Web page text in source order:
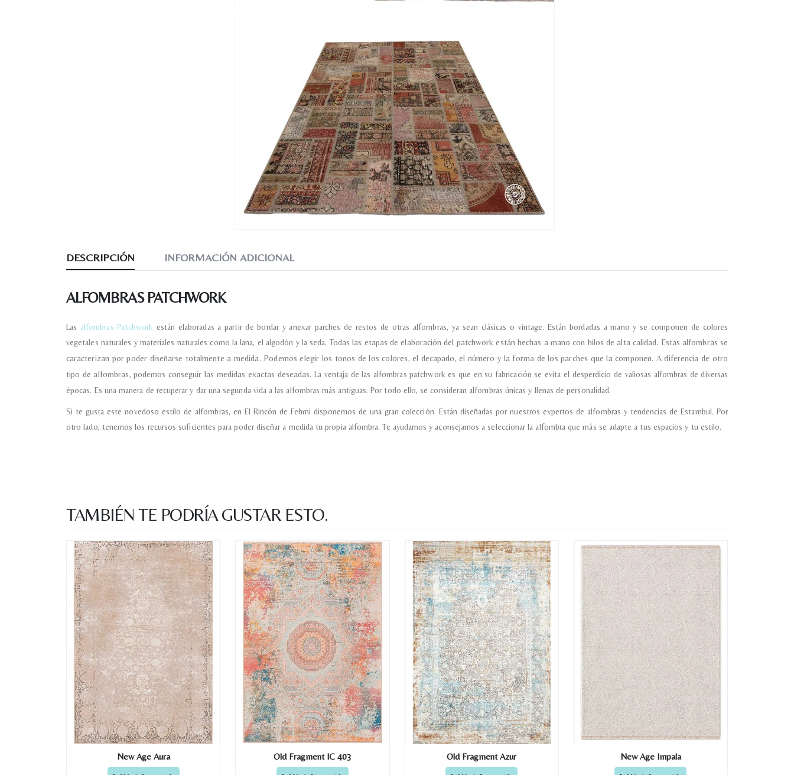
DESCRIPCIÓN INFORMACIÓN ADICIONAL
ALFOMBRAS PATCHWORK
Las alfombras Patchwork están elaboradas a partir de bordar y anexar parches de restos de otras alfombras, ya sean clásicas o vintage. Están bordadas a mano y se componen de colores
vegetales naturales y materiales naturales como la lana, el algodón y la seda.Todas las etapas de elaboración del patchwork están hechas a mano con hilos de alta calidad. Estas alfombras se
caracterizan por poder diseñarse totalmente a medida. Podemos elegir los tonos de los colores, el decapado, el número y la forma de los parches que la componen. A diferencia de otro
tipo de alfombras, podemos conseguir las medidas exactas deseadas. La ventaja de las alfombras patchwork es que en su fabricación se evita el desperdicio de valiosas alfombras de diversas
épocas. Es una manera de recuperar y dar una segunda vida a las alfombras más antiguas. Por todo ello, se consideran alfombras únicas y llenas de personalidad.
Si te gusta este novedoso estilo de alfombras, en El Rincón de Fehmi disponemos de una gran colección. Están diseñadas por nuestros expertos de alfombras y tendencias de Estambul. Por
otro lado, tenemos los recursos suficientes para poder diseñar a medida tu propia alfombra. Te ayudamos y aconsejamos a seleccionar la alfombra que más se adapte a tus espacios y tu estilo.
TAMBIÉN TE PODRÍA GUSTAR ESTO.
New Age Aura Old Fragment IC 403 Old Fragment Azur New Age Impala
Doy mi consentimiento para que esta web almacene la información
que envío para que puedan responder a mi petición.
Recibir mi oferta